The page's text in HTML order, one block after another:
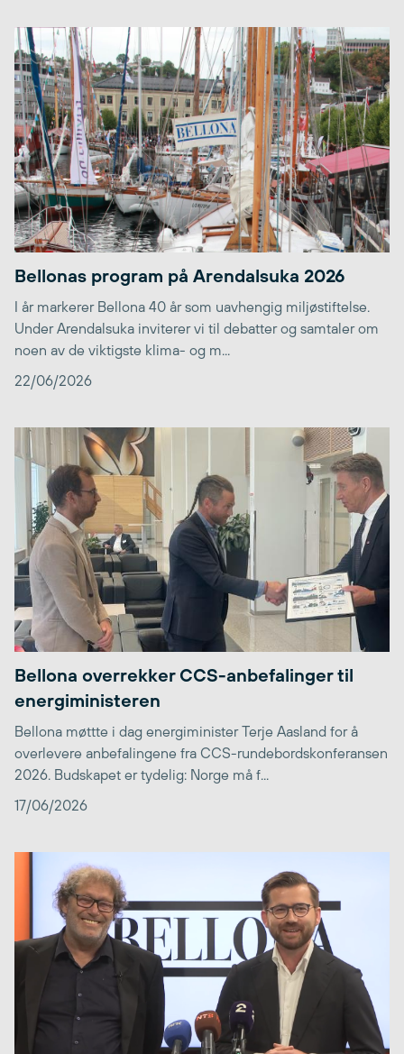
Bellonas program på Arendalsuka 2026
I år markerer Bellona 40 år som uavhengig miljøstiftelse.
Under Arendalsuka inviterer vi til debatter og samtaler om
noen av de viktigste klima- og m...
22/06/2026
Bellona overrekker CCS-anbefalinger til
energiministeren
Bellona møttte i dag energiminister Terje Aasland for å
overlevere anbefalingene fra CCS-rundebordskonferansen
2026. Budskapet er tydelig: Norge må f...
17/06/2026